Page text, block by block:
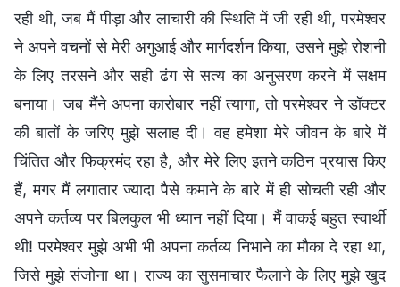
रही थी, जब मैं पीड़ा और लाचारी की स्थिति में जी रही थी, परमेश्वर
ने अपने वचनों से मेरी अगुआई और मार्गदर्शन किया, उसने मुझे रोशनी
के लिए तरसने और सही ढंग से सत्य का अनुसरण करने में सक्षम
बनाया। जब मैंने अपना कारोबार नहीं त्यागा, तो परमेश्वर ने डॉक्टर
की बातों के जरिए मुझे सलाह दी। वह हमेशा मेरे जीवन के बारे में
चिंतित और फिक्रमंद रहा है, और मेरे लिए इतने कठिन प्रयास किए
हैं, मगर मैं लगातार ज्यादा पैसे कमाने के बारे में ही सोचती रही और
अपने कर्तव्य पर बिलकुल भी ध्यान नहीं दिया। मैं वाकई बहुत स्वार्थी
थी! परमेश्वर मुझे अभी भी अपना कर्तव्य निभाने का मौका दे रहा था,
जिसे मुझे संजोना था। राज्य का सुसमाचार फैलाने के लिए मुझे खुद